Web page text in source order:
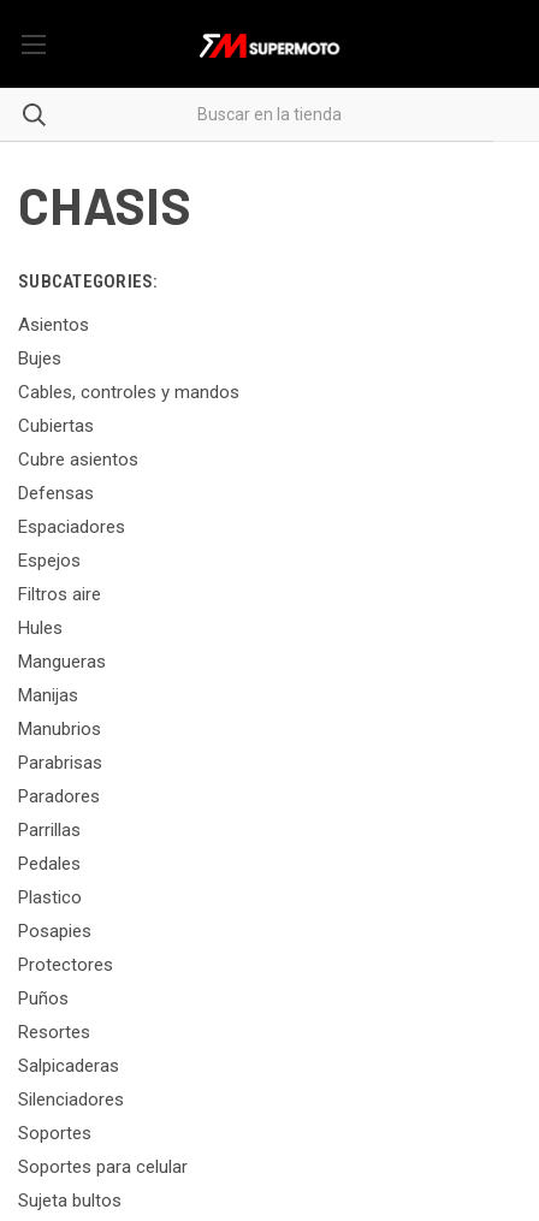
CHASIS
SUBCATEGORIES:
Asientos
Bujes
Cables, controles y mandos
Cubiertas
Cubre asientos
Defensas
Espaciadores
Espejos
Filtros aire
Hules
Mangueras
Manijas
Manubrios
Parabrisas
Paradores
Parrillas
Pedales
Plastico
Posapies
Protectores
Puños
Resortes
Salpicaderas
Silenciadores
Soportes
Soportes para celular
Sujeta bultos